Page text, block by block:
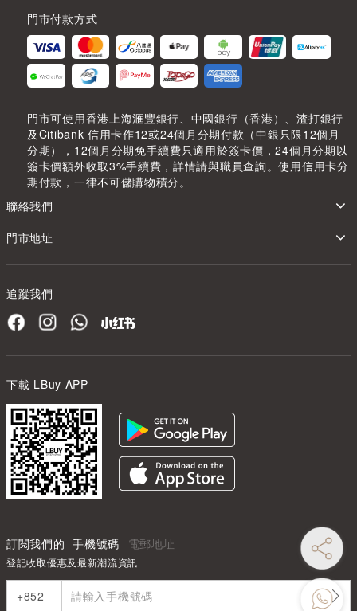
門市付款方式
門市可使用香港上海滙豐銀行、中國銀行（香港）、渣打銀行
及Citibank 信用卡作12或24個月分期付款（中銀只限12個月
分期），12個月分期免手續費只適用於簽卡價，24個月分期以
簽卡價額外收取3%手續費，詳情請與職員查詢。使用信用卡分
期付款，一律不可儲購物積分。
聯絡我們
門市地址
追蹤我們
下載 LBuy APP
訂閱我們的 手機號碼 電郵地址
登記收取優惠及最新潮流資訊